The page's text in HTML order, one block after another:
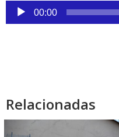
Reproductor
de
00:00
Relacionadas